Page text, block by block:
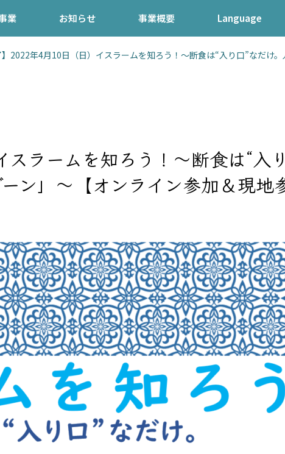
業 お知らせ 事業概要 Language
】2022年4月10日（日）イスラームを知ろう！～断食は“入り口”なだけ
ラームを知ろう！～断食は“入
ン」～【オンライン参加＆現地